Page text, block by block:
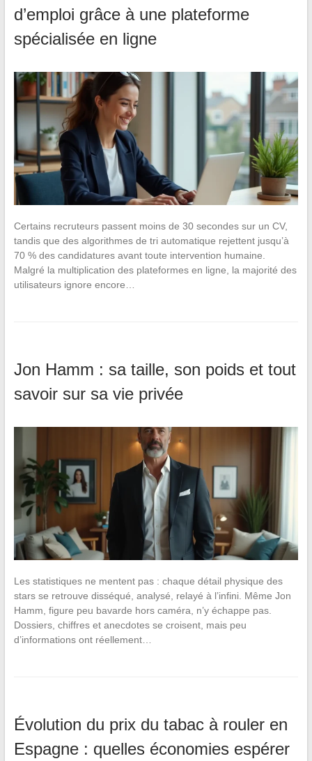
d’emploi grâce à une plateforme
spécialisée en ligne
Certains recruteurs passent moins de 30 secondes sur un CV,
tandis que des algorithmes de tri automatique rejettent jusqu’à
70 % des candidatures avant toute intervention humaine.
Malgré la multiplication des plateformes en ligne, la majorité des
utilisateurs ignore encore…
Jon Hamm : sa taille, son poids et tout
savoir sur sa vie privée
Les statistiques ne mentent pas : chaque détail physique des
stars se retrouve disséqué, analysé, relayé à l’infini. Même Jon
Hamm, figure peu bavarde hors caméra, n’y échappe pas.
Dossiers, chiffres et anecdotes se croisent, mais peu
d’informations ont réellement…
Évolution du prix du tabac à rouler en
Espagne : quelles économies espérer